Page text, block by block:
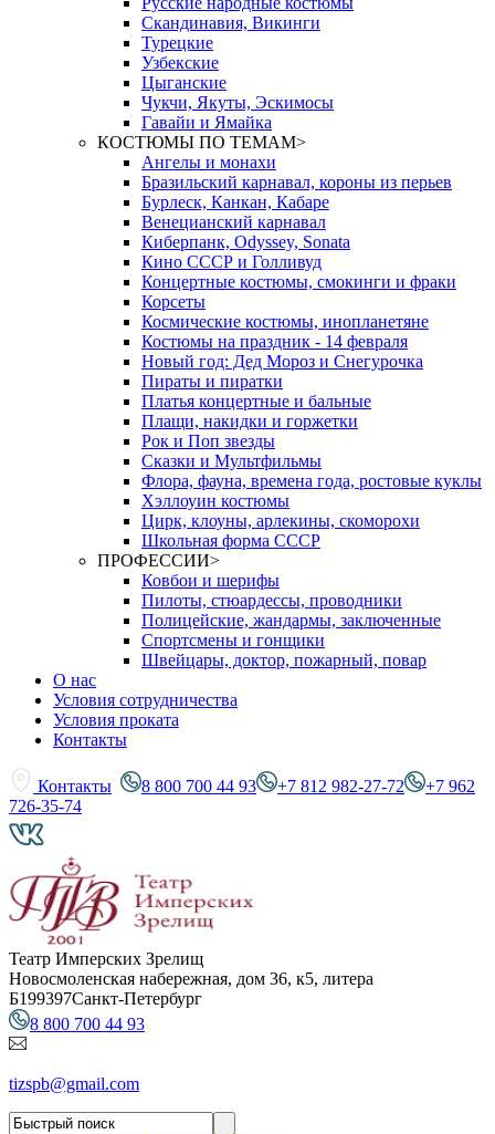
Скандинавия, Викинги
Турецкие
Узбекские
Цыганские
Чукчи, Якуты, Эскимосы
Гавайи и Ямайка
КОСТЮМЫ ПО ТЕМАМ>
Ангелы и монахи
Бразильский карнавал, короны из перьев
Бурлеск, Канкан, Кабаре
Венецианский карнавал
Киберпанк, Odyssey, Sonata
Кино СССР и Голливуд
Концертные костюмы, смокинги и фраки
Корсеты
Космические костюмы, инопланетяне
Костюмы на праздник - 14 февраля
Новый год: Дед Мороз и Снегурочка
Пираты и пиратки
Платья концертные и бальные
Плащи, накидки и горжетки
Рок и Поп звезды
Сказки и Мультфильмы
Флора, фауна, времена года, ростовые куклы
Хэллоуин костюмы
Цирк, клоуны, арлекины, скоморохи
Школьная форма СССР
ПРОФЕССИИ>
Ковбои и шерифы
Пилоты, стюардессы, проводники
Полицейские, жандармы, заключенные
Спортсмены и гонщики
Швейцары, доктор, пожарный, повар
О нас
Условия сотрудничества
Условия проката
Контакты
Контакты 8 800 700 44 93 +7 812 982-27-72
+7 962
726-35-74
Театр Имперских Зрелищ
Новосмоленская набережная, дом 36, к5, литера
Б199397Санкт-Петербург
8 800 700 44 93
tizspb@gmail.com